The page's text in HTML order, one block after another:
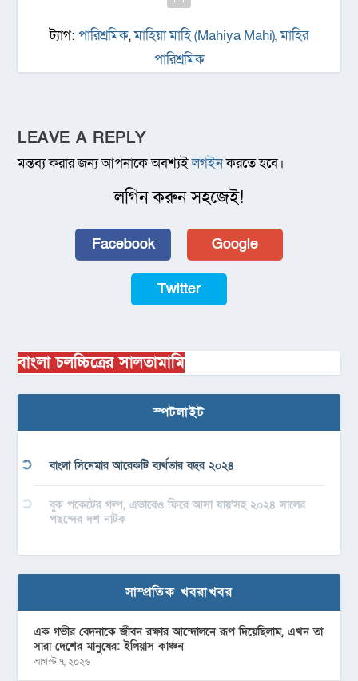
ট্যাগ: পারিশ্রমিক,মাহিয়া মাহি (Mahiya Mahi),মাহির
পারিশ্রমিক
LEAVE A REPLY
মন্তব্য করার জন্য আপনাকে অবশ্যইলগইনকরতে হবে।
লগিন করুন সহজেই!
Facebook Google
Twitter
বাংলা চলচ্চিত্রের সালতামামি
স্পটলাইট
বাংলা সিনেমার আরেকটি ব্যর্থতার বছর ২০২৪
বুক পকেটের গল্প, এভাবেও ফিরে আসা যায়’সহ ২০২৪ সালের
পছন্দের দশ নাটক
সাম্প্রতিক খবরাখবর
এক গভীর বেদনাকে জীবন রক্ষার আন্দোলনে রূপ দিয়েছিলাম, এখন তা
সারা দেশের মানুষের: ইলিয়াস কাঞ্চন
আগস্ট ৭, ২০২৬